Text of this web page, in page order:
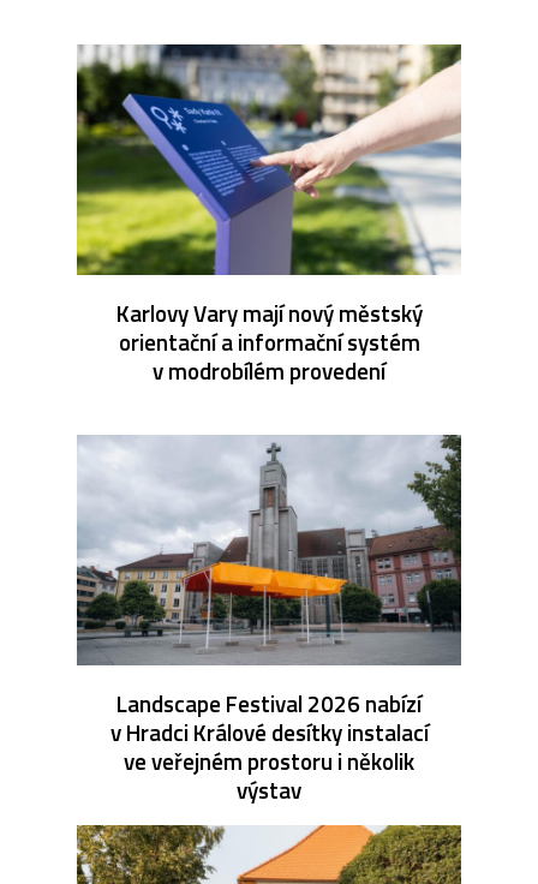
Karlovy Vary mají nový městský
orientační a informační systém
v modrobílém provedení
Landscape Festival 2026 nabízí
v Hradci Králové desítky instalací
ve veřejném prostoru i několik
výstav